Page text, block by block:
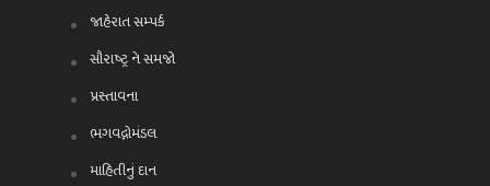
જાહેરાત સમ્પર્ક
સૌરાષ્ટ્ર ને સમજો
પ્રસ્તાવના
ભગવદ્ગોમંડલ
માહિતીનું દાન